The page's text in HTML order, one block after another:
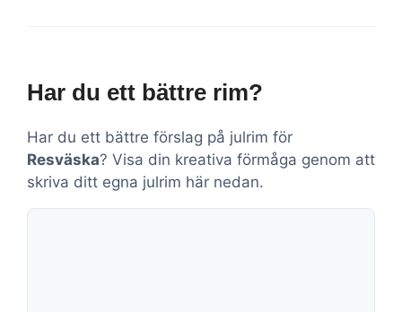
Har du ett bättre rim?
Har du ett bättre förslag på julrim för
Resväska? Visa din kreativa förmåga genom att
skriva ditt egna julrim här nedan.
Kommentar